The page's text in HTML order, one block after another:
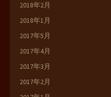
2018年2月
2018年1月
2017年5月
2017年4月
2017年3月
2017年2月